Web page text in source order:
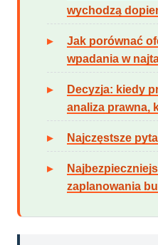
wychodzą
Jak porównać
wpadania w
Decyzja: kiedy
analiza prawna,
Najczęstsze
zaplanowania